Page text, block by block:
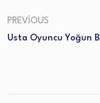
PREVIOUS
Usta Oyuncu Yoğun